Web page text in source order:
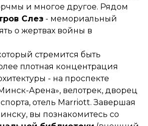
и многое другое. Рядом
Слез - мемориальный
о жертвах войны в
стремится быть
плотная концентрация
- на проспекте
Арена», велотрек, дворец
отель Marriott. Завершая
вы познакомитесь со